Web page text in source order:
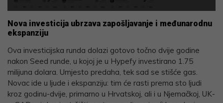
Nova investicija ubrzava zapošljavanje i međunarodnu
ekspanziju
Ova investicijska runda dolazi gotovo točno dvije godine
nakon Seed runde, u kojoj je u Hypefy investirano 1.75
milijuna dolara. Umjesto predaha, tek sad se stišće gas.
Novac ide u ljude i ekspanziju: tim će rasti prema sto ljudi
kroz godinu-dvije, primarno u Hrvatskoj, ali i u Njemačkoj, UK-